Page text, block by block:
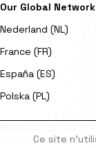
Our Global Network
Nederland (NL)
France (FR)
España (ES)
Polska (PL)
Svenska ·Dansk Norsk
Ce site